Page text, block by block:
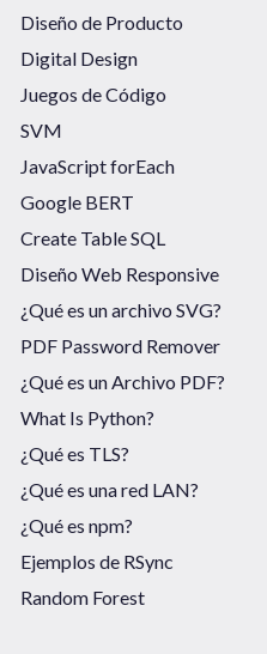
Diseño de Producto
Digital Design
Juegos de Código
SVM
JavaScript forEach
Google BERT
Create Table SQL
Diseño Web Responsive
¿Qué es un archivo SVG?
PDF Password Remover
¿Qué es un Archivo PDF?
What Is Python?
¿Qué es TLS?
¿Qué es una red LAN?
¿Qué es npm?
Ejemplos de RSync
Random Forest